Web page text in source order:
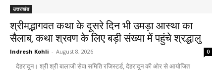
उत्तराखंड
श्रीमद्भागवत कथा के दूसरे दिन भी उमड़ा आस्था का
सैलाब, कथा श्रवण के लिए बड़ी संख्या में पहुंचे श्रद्धालु
Indresh Kohli - August 8, 2026 0
देहरादून। श्री श्री बालाजी सेवा समिति रजिस्टर्ड, देहरादून की ओर से आयोजित